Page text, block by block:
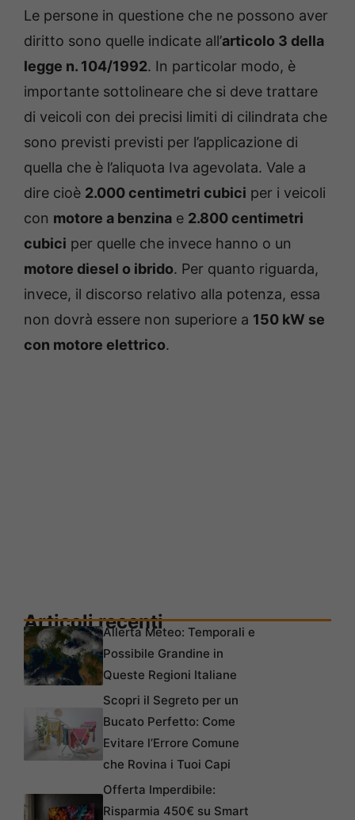
Le persone in questione che ne possono aver
diritto sono quelle indicate all’articolo 3 della
legge n. 104/1992. In particolar modo, è
importante sottolineare che si deve trattare
di veicoli con dei precisi limiti di cilindrata che
sono previsti previsti per l’applicazione di
quella che è l’aliquota Iva agevolata. Vale a
dire cioè 2.000 centimetri cubici per i veicoli
con motore a benzina e 2.800 centimetri
cubici per quelle che invece hanno o un
motore diesel o ibrido. Per quanto riguarda,
invece, il discorso relativo alla potenza, essa
non dovrà essere non superiore a 150 kW se
con motore elettrico.
Articoli recentiAllerta Meteo: Temporali e
Possibile Grandine in
Queste Regioni Italiane
Scopri il Segreto per un
Bucato Perfetto: Come
Evitare l’Errore Comune
che Rovina i Tuoi Capi
Offerta Imperdibile:
Risparmia 450€ su Smart